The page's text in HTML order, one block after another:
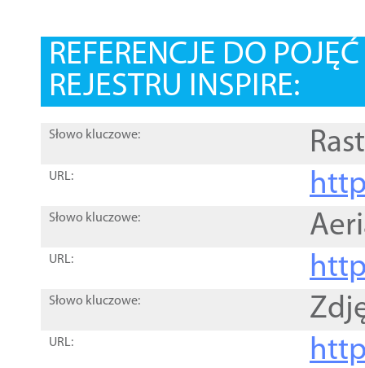
REFERENCJE DO
REJESTRU INSPIRE:
Słowo kluczowe:
URL:
Słowo kluczowe:
URL:
Słowo kluczowe:
URL: